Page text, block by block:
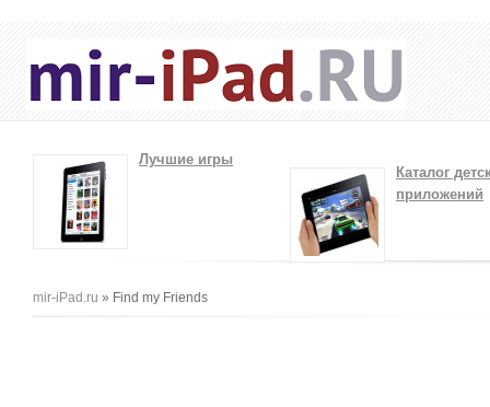
Лучшие игры
Каталог
приложений
Вы здесь
mir-iPad.ru » Find my Friends